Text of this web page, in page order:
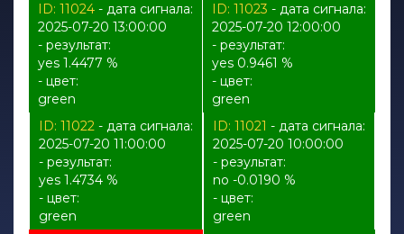
ID: 11024- дата сигнала:
2025-07-20 13:00:00
- результат:
yes 1.4477 %
- цвет:
green
ID: 11023 - дата сигнала:
2025-07-20 12:00:00
- результат:
yes 0.9461 %
- цвет:
green
ID: 11022- дата сигнала:
2025-07-20 11:00:00
- результат:
yes 1.4734 %
- цвет:
green
ID: 11021 - дата сигнала:
2025-07-20 10:00:00
- результат:
no -0.0190 %
- цвет:
green